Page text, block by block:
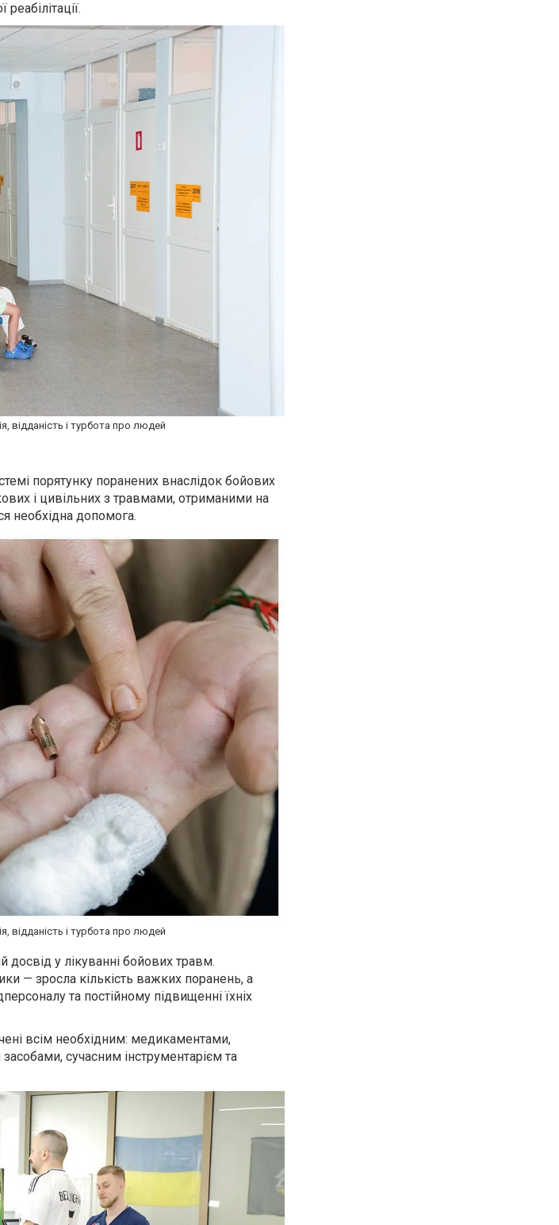
відданість і турбота про людей
порятунку поранених внаслідок бойових
і цивільних з травмами, отриманими на
необхідна допомога.
відданість і турбота про людей
досвід у лікуванні бойових травм.
— зросла кількість важких поранень, а
та постійному підвищенні їхніх
всім необхідним: медикаментами,
сучасним інструментарієм та